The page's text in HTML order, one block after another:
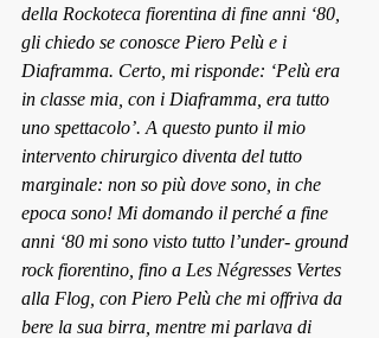
della Rockoteca fiorentina di fine anni ‘80,
gli chiedo se conosce Piero Pelù e i
Diaframma. Certo, mi risponde: ‘Pelù era
in classe mia, con i Diaframma, era tutto
uno spettacolo’. A questo punto il mio
intervento chirurgico diventa del tutto
marginale: non so più dove sono, in che
epoca sono! Mi domando il perché a fine
anni ‘80 mi sono visto tutto l’under- ground
rock fiorentino, fino a Les Négresses Vertes
alla Flog, con Piero Pelù che mi offriva da
bere la sua birra, mentre mi parlava di